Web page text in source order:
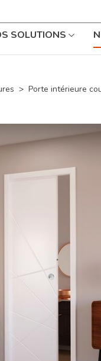
SOLUTIONS
Porte intérieure